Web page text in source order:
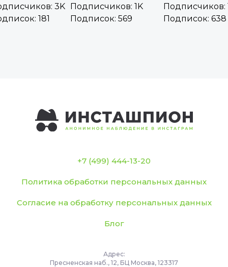
3K
181
Подписчиков: 1K
Подписок: 569
Подписчиков:
Подписок: 638
+7 (499) 444-13-20
Политика обработки персональных данных
Согласие на обработку персональных данных
Блог
Адрес:
Пресненская наб., 12, БЦ Москва, 123317